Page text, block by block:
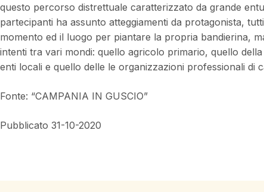
questo percorso distrettuale caratterizzato da grande
partecipanti ha assunto atteggiamenti da protagonista,
momento ed il luogo per piantare la propria bandierina,
intenti tra vari mondi: quello agricolo primario, quello
enti locali e quello delle le organizzazioni professionali di
Fonte: “CAMPANIA IN GUSCIO”
Pubblicato 31-10-2020